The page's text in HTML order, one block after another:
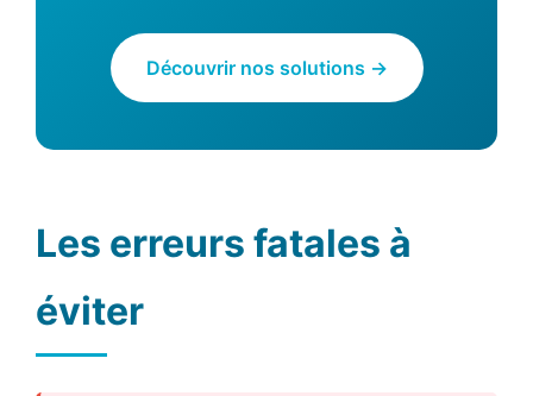
Découvrir nos solutions →
Les erreurs fatales à
éviter